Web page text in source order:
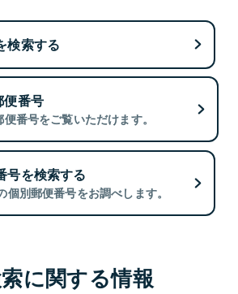
検索する
便番号
番号をご覧いただけます。
号を検索する
個別郵便番号をお調べします。
に関する情報